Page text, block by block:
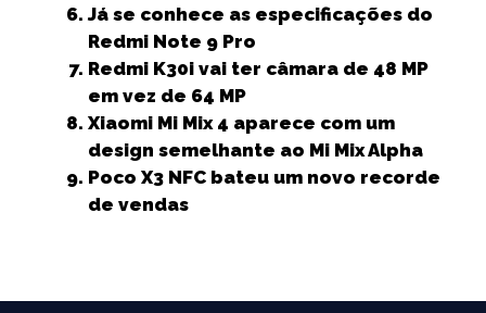
Já se conhece as especificações do
Redmi Note 9 Pro
Redmi K30i vai ter câmara de 48 MP
em vez de 64 MP
Xiaomi Mi Mix 4 aparece com um
design semelhante ao Mi Mix Alpha
Poco X3 NFC bateu um novo recorde
de vendas